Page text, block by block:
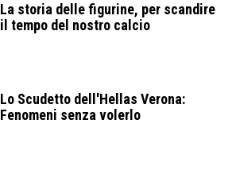
La storia delle figurine, per scandire
il tempo del nostro calcio
Lo Scudetto dell'Hellas Verona:
Fenomeni senza volerlo